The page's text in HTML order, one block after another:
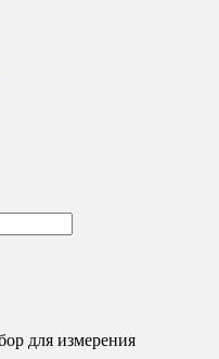
для измерения